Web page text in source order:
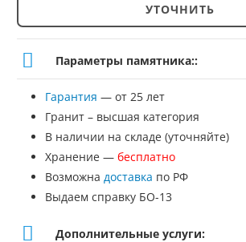
Количество
товара
Армянский
памятник
№АП-11
УТОЧНИТЬ
Параметры памятника::
Гарантия — от 25 лет
Гранит – высшая категория
В наличии на складе (уточняйте)
Хранение — бесплатно
Возможна доставка по РФ
Выдаем справку БО-13
Дополнительные услуги: